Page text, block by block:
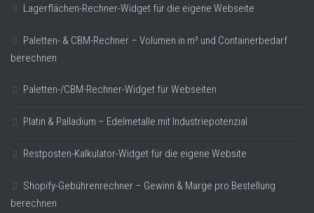
Lagerflächen-Rechner-Widget für die eigene Webseite
Paletten- & CBM-Rechner – Volumen in m³ und Containerbedarf
berechnen
Paletten-/CBM-Rechner-Widget für Webseiten
Platin & Palladium – Edelmetalle mit Industriepotenzial
Restposten-Kalkulator-Widget für die eigene Website
Shopify-Gebührenrechner – Gewinn & Marge pro Bestellung
berechnen